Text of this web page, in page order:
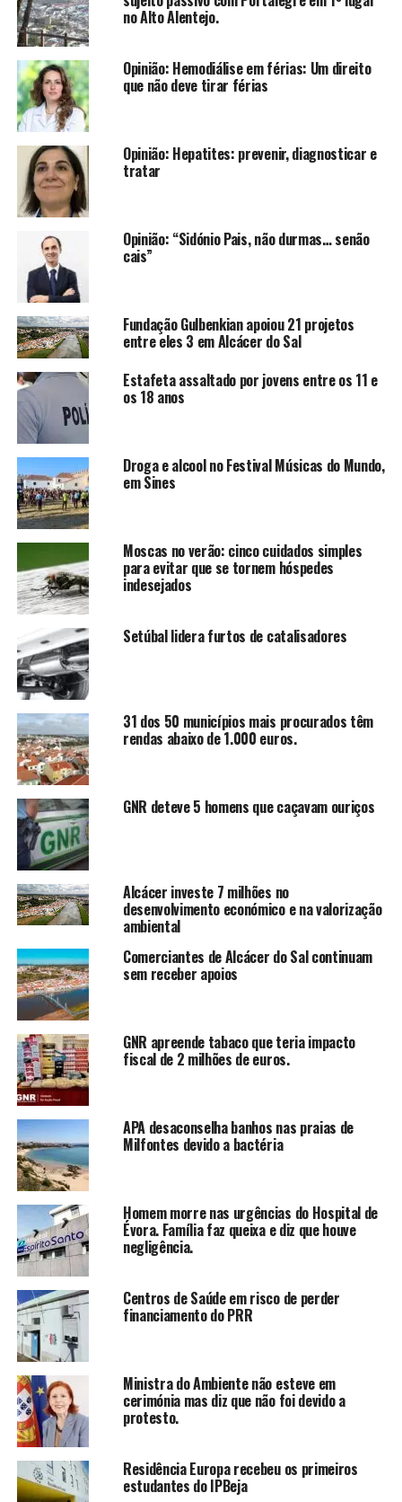
no Alto Alentejo.
Opinião: Hemodiálise em férias: Um direito
que não deve tirar férias
Opinião: Hepatites: prevenir, diagnosticar e
tratar
Opinião: “Sidónio Pais, não durmas… senão
cais”
Fundação Gulbenkian apoiou 21 projetos
entre eles 3 em Alcácer do Sal
Estafeta assaltado por jovens entre os 11 e
os 18 anos
Droga e alcool no Festival Músicas do Mundo,
em Sines
Moscas no verão: cinco cuidados simples
para evitar que se tornem hóspedes
indesejados
Setúbal lidera furtos de catalisadores
31 dos 50 municípios mais procurados têm
rendas abaixo de 1.000 euros.
GNR deteve 5 homens que caçavam ouriços
Alcácer investe 7 milhões no
desenvolvimento económico e na valorização
ambiental
Comerciantes de Alcácer do Sal continuam
sem receber apoios
GNR apreende tabaco que teria impacto
fiscal de 2 milhões de euros.
APA desaconselha banhos nas praias de
Milfontes devido a bactéria
Homem morre nas urgências do Hospital de
Évora. Família faz queixa e diz que houve
negligência.
Centros de Saúde em risco de perder
financiamento do PRR
Ministra do Ambiente não esteve em
cerimónia mas diz que não foi devido a
protesto.
Residência Europa recebeu os primeiros
estudantes do IPBeja